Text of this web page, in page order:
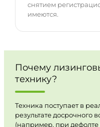
снятием
имеются.
Почему
технику?
Техника поступает в
результате досрочного
(например, при